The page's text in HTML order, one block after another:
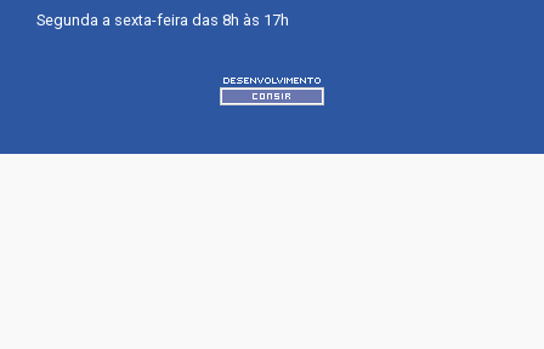
Segunda a sexta-feira das 8h às 17h